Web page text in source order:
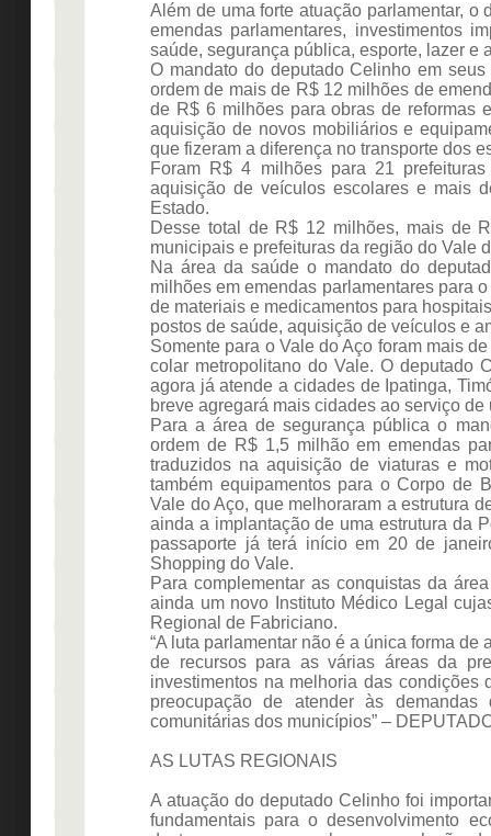
Além de uma forte atuação parlamentar,
emendas parlamentares, investimentos
saúde, segurança pública, esporte, lazer e
O mandato do deputado Celinho em
ordem de mais de R$ 12 milhões de
de R$ 6 milhões para obras de reformas
aquisição de novos mobiliários e
que fizeram a diferença no transporte dos
Foram R$ 4 milhões para 21
aquisição de veículos escolares e mais
Estado.
Desse total de R$ 12 milhões, mais de
municipais e prefeituras da região do Vale
Na área da saúde o mandato do
milhões em emendas parlamentares para
de materiais e medicamentos para
postos de saúde, aquisição de veículos e
Somente para o Vale do Aço foram mais
colar metropolitano do Vale. O deputado
agora já atende a cidades de Ipatinga,
breve agregará mais cidades ao serviço
Para a área de segurança pública o
ordem de R$ 1,5 milhão em emendas
traduzidos na aquisição de viaturas e
também equipamentos para o Corpo de
Vale do Aço, que melhoraram a estrutura
ainda a implantação de uma estrutura da
passaporte já terá início em 20 de
Shopping do Vale.
Para complementar as conquistas da
ainda um novo Instituto Médico Legal
Regional de Fabriciano.
“A luta parlamentar não é a única forma
de recursos para as várias áreas da
investimentos na melhoria das
preocupação de atender às
comunitárias dos municípios” –
AS LUTAS REGIONAIS
A atuação do deputado Celinho foi
fundamentais para o desenvolvimento